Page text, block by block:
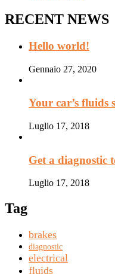
RECENT NEWS
Hello world!
Gennaio 27, 2020
Your car’s fluids
Luglio 17, 2018
Get a diagnostic
Luglio 17, 2018
Tag
brakes
diagnostic
electrical
fluids